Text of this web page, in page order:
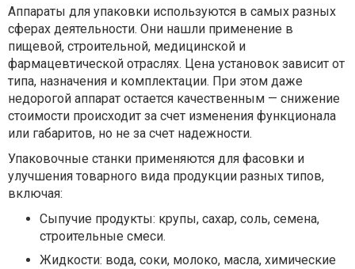
Аппараты для упаковки используются в самых разных
сферах деятельности. Они нашли применение в
пищевой, строительной, медицинской и
фармацевтической отраслях. Цена установок зависит от
типа, назначения и комплектации. При этом даже
недорогой аппарат остается качественным — снижение
стоимости происходит за счет изменения функционала
или габаритов, но не за счет надежности.
Упаковочные станки применяются для фасовки и
улучшения товарного вида продукции разных типов,
включая:
Сыпучие продукты: крупы, сахар, соль, семена,
строительные смеси.
Жидкости: вода, соки, молоко, масла, химические